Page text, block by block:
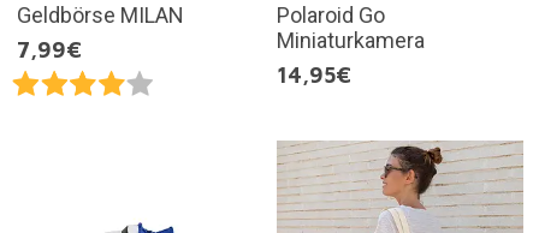
Geldbörse MILAN
7,99€
Polaroid Go
Miniaturkamera
14,95€